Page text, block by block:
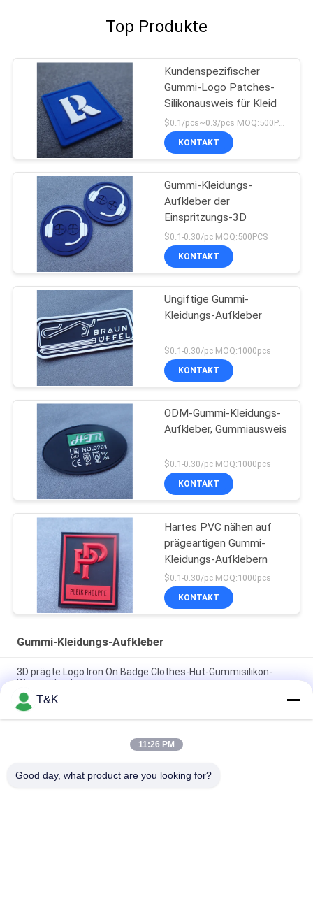
Top Produkte
Kundenspezifischer
Gummi-Logo Patches-
Silikonausweis für Kleid
$0.1/pcs~0.3/pcs MOQ:500PCS
KONTAKT
Gummi-Kleidungs-
Aufkleber der
Einspritzungs-3D
$0.1-0.30/pc MOQ:500PCS
KONTAKT
Ungiftige Gummi-
Kleidungs-Aufkleber
$0.1-0.30/pc MOQ:1000pcs
KONTAKT
ODM-Gummi-Kleidungs-
Aufkleber, Gummiausweis
$0.1-0.30/pc MOQ:1000pcs
KONTAKT
Hartes PVC nähen auf
prägeartigen Gummi-
Kleidungs-Aufklebern
$0.1-0.30/pc MOQ:1000pcs
KONTAKT
Gummi-Kleidungs-Aufkleber
3D prägte Logo Iron On Badge Clothes-Hut-Gummisilikon-
Wärmeübertragung
PVC prägte Logo Soft, 3D-, dassilikon kundenspezifisches für
Pantoffel ausbessert
Eco freundliche prägeartiges Logo Silicone 3D Weiche PVCs
T&K
11:26 PM
Good day, what product are you looking for?